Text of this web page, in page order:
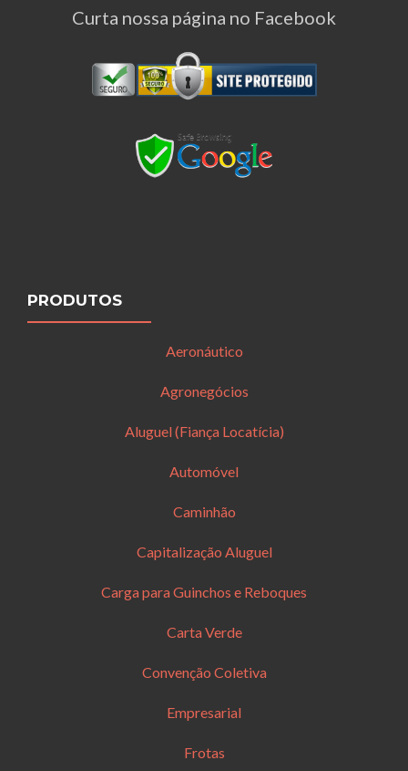
Curta nossa página no Facebook
PRODUTOS
Aeronáutico
Agronegócios
Aluguel (Fiança Locatícia)
Automóvel
Caminhão
Capitalização Aluguel
Carga para Guinchos e Reboques
Carta Verde
Convenção Coletiva
Empresarial
Frotas